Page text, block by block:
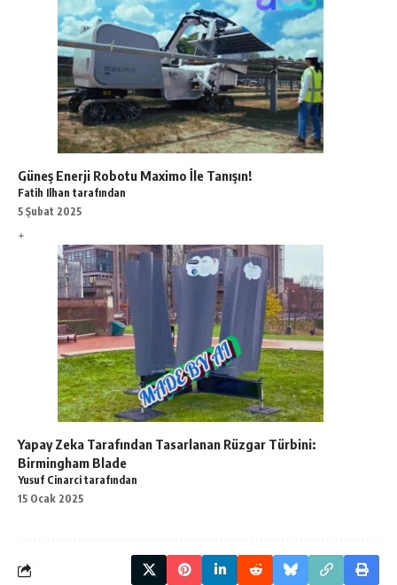
Güneş Enerji Robotu Maximo İle Tanışın!
Fatih Ilhan tarafından
5 Şubat 2025
Yapay Zeka Tarafından Tasarlanan Rüzgar Türbini:
Birmingham Blade
Yusuf Cinarci tarafından
15 Ocak 2025